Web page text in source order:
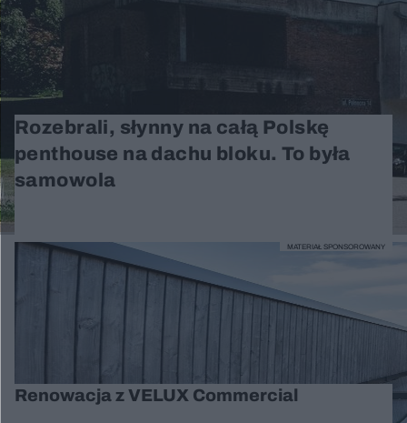
Rozebrali, słynny na całą Polskę
penthouse na dachu bloku. To była
samowola
Renowacja z VELUX Commercial
MATERIAŁ SPONSOROWANY